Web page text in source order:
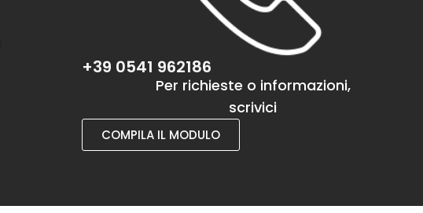
+39 0541 962186
Per richieste o informazioni,
scrivici
COMPILA IL MODULO